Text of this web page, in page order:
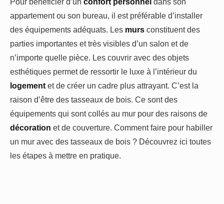
appartement ou son bureau, il est préférable d’installer
des équipements adéquats. Les murs constituent des
parties importantes et très visibles d’un salon et de
n’importe quelle pièce. Les couvrir avec des objets
esthétiques permet de ressortir le luxe à l’intérieur du
logement et de créer un cadre plus attrayant. C’est la
raison d’être des tasseaux de bois. Ce sont des
équipements qui sont collés au mur pour des raisons de
décoration et de couverture. Comment faire pour habiller
un mur avec des tasseaux de bois ? Découvrez ici toutes
les étapes à mettre en pratique.